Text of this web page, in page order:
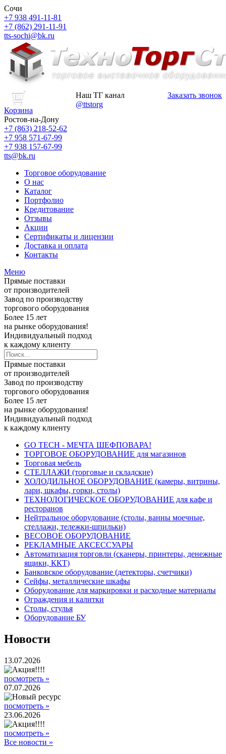
Сочи
+7 938 491-11-81
+7 (862) 291-11-91
tts-sochi@bk.ru
Корзина
Наш ТГ канал
@ttstorg
Заказать звонок
Ростов-на-Дону
+7 (863) 218-52-62
+7 958 571-67-99
+7 938 157-67-99
tts@bk.ru
Торговое оборудование
О нас
Каталог
Портфолио
Кредитование
Отзывы
Акции
Сертификаты и лицензии
Доставка и оплата
Контакты
Меню
Прямые поставки
от производителей
Завод по производству
торгового оборудования
Более 15 лет
на рынке оборудования!
Индивидуальный подход
к каждому клиенту
Прямые поставки
от производителей
Завод по производству
торгового оборудования
Более 15 лет
на рынке оборудования!
Индивидуальный подход
к каждому клиенту
GO TECH - МЕЧТА ШЕФПОВАРА!
ТОРГОВОЕ ОБОРУДОВАНИЕ для магазинов
Торговая мебель
СТЕЛЛАЖИ (торговые и складские)
ХОЛОДИЛЬНОЕ ОБОРУДОВАНИЕ (камеры, витрины,
лари, шкафы, горки, столы)
ТЕХНОЛОГИЧЕСКОЕ ОБОРУДОВАНИЕ для кафе и
ресторанов
Нейтральное оборудование (столы, ванны моечные,
стеллажи, тележки-шпильки)
ВЕСОВОЕ ОБОРУДОВАНИЕ
РЕКЛАМНЫЕ АКСЕССУАРЫ
Автоматизация торговли (сканеры, принтеры, денежные
ящики, ККТ)
Банковское оборудование (детекторы, счетчики)
Сейфы, металлические шкафы
Оборудование для маркировки и расходные материалы
Ограждения и калитки
Столы, стулья
Оборудование БУ
Новости
13.07.2026
посмотреть »
07.07.2026
посмотреть »
23.06.2026
посмотреть »
Все новости »